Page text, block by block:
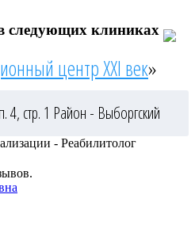
следующих клиниках
центр XXI век»
4, стр. 1 Район - Выборгский
- Реабилитолог